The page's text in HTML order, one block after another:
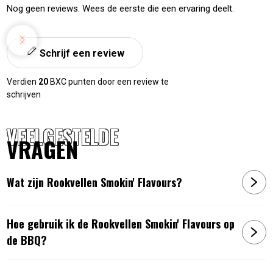
Nog geen reviews. Wees de eerste die een ervaring deelt.
Schrijf een review
Verdien 20 BXC punten door een review te
schrijven
VEELGESTELDE
VRAGEN
Wat zijn Rookvellen Smokin' Flavours?
Hoe gebruik ik de Rookvellen Smokin' Flavours op
de BBQ?